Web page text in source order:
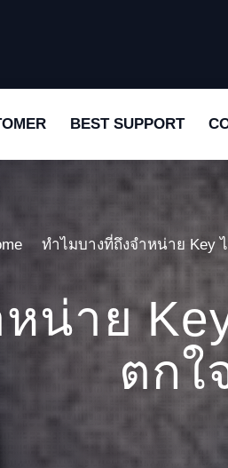
BEST SUPPORT
ทำไมบางที่ถึงจำหน่าย Key
น่าย
ตกใ